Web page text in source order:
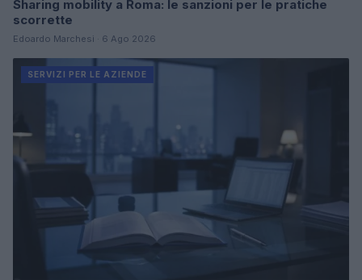
Sharing mobility a Roma: le sanzioni per le pratiche
scorrette
Edoardo Marchesi · 6 Ago 2026
SERVIZI PER LE AZIENDE